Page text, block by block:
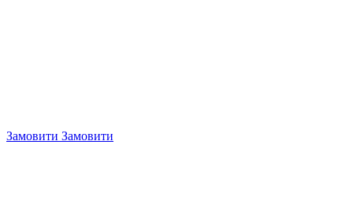
Замовити Замовити